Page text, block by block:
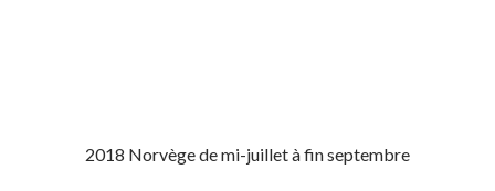
2018 Norvège de mi-juillet à fin septembre